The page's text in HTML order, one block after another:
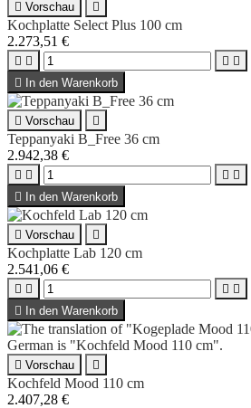
 Vorschau 
Kochplatte Select Plus 100 cm
2.273,51 €
   
 In den Warenkorb
 Vorschau 
Teppanyaki B_Free 36 cm
2.942,38 €
   
 In den Warenkorb
 Vorschau 
Kochplatte Lab 120 cm
2.541,06 €
   
 In den Warenkorb
 Vorschau 
Kochfeld Mood 110 cm
2.407,28 €